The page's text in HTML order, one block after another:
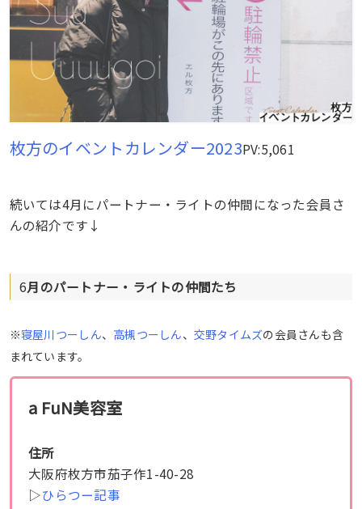
枚方のイベントカレンダー2023PV:5,061
続いては4月にパートナー・ライトの仲間になった会員さ
んの紹介です↓
6月のパートナー・ライトの仲間たち
※寝屋川つーしん、 高槻つーしん、 交野タイムズの会員さんも含
まれています。
a FuN美容室
住所
大阪府枚方市茄子作1-40-28
▷ひらつー記事